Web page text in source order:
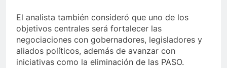
El analista también consideró que uno de los
objetivos centrales será fortalecer las
negociaciones con gobernadores, legisladores y
aliados políticos, además de avanzar con
iniciativas como la eliminación de las PASO.